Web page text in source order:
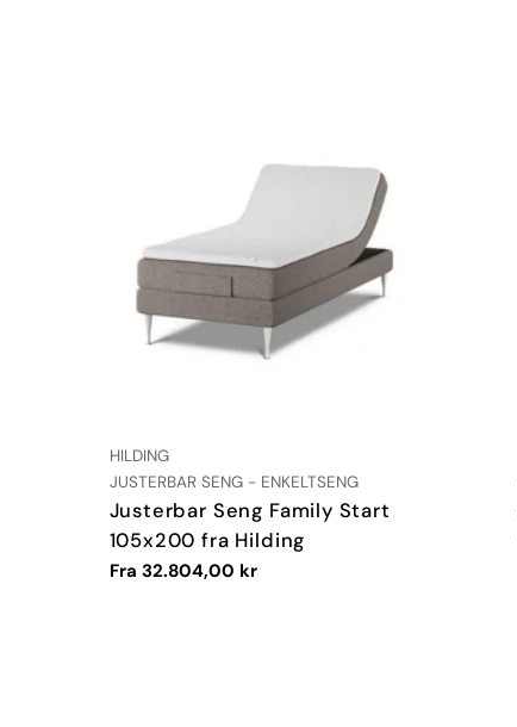
g
LEVERANDØR:
HILDING
TYPE:
JUSTERBAR SENG - ENKELTSENG
Justerbar Seng Family Start
105x200 fra Hilding
Vanlig
Fra 32.804,00 kr